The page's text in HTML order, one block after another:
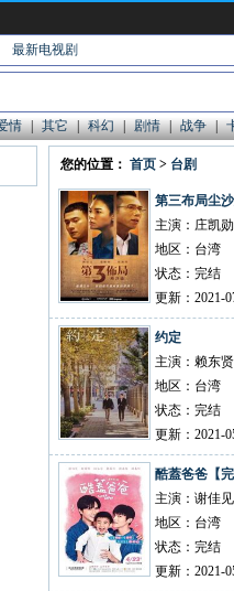
最新电视剧
情 | 其它 | 科幻 | 剧情 | 战争 |
您的位置： 首页 > 台剧
第三布局尘
地区：台湾
状态：完结
更新：2021-
约定
地区：台湾
状态：完结
更新：2021-
酷蓋爸爸【完
地区：台湾
状态：完结
更新：2021-